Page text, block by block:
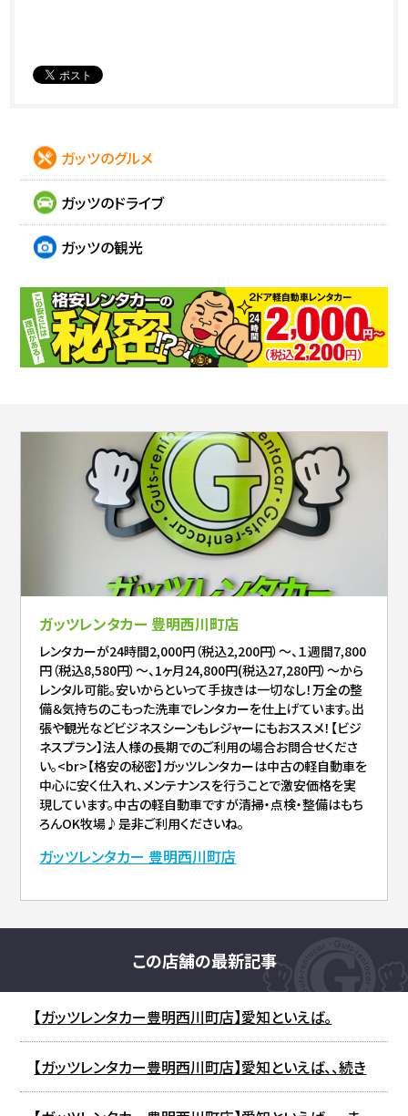
ガッツのグルメ
ガッツのドライブ
ガッツの観光
ガッツレンタカー 豊明西川町店
レンタカーが24時間2,000円（税込2,200円）～、１週間7,800
円（税込8,580円）～、1ヶ月24,800円(税込27,280円）～から
レンタル可能。安いからといって手抜きは一切なし！万全の整
備＆気持ちのこもった洗車でレンタカーを仕上げています。出
張や観光などビジネスシーンもレジャーにもおススメ！【ビジ
ネスプラン】法人様の長期でのご利用の場合お問合せくださ
い。<br>【格安の秘密】ガッツレンタカーは中古の軽自動車を
中心に安く仕入れ、メンテナンスを行うことで激安価格を実
現しています。中古の軽自動車ですが清掃・点検・整備はもち
ろんOK牧場♪是非ご利用くださいね。
ガッツレンタカー 豊明西川町店
この店舗の最新記事
【ガッツレンタカー豊明西川町店】愛知といえば。
【ガッツレンタカー豊明西川町店】愛知といえば、、続き